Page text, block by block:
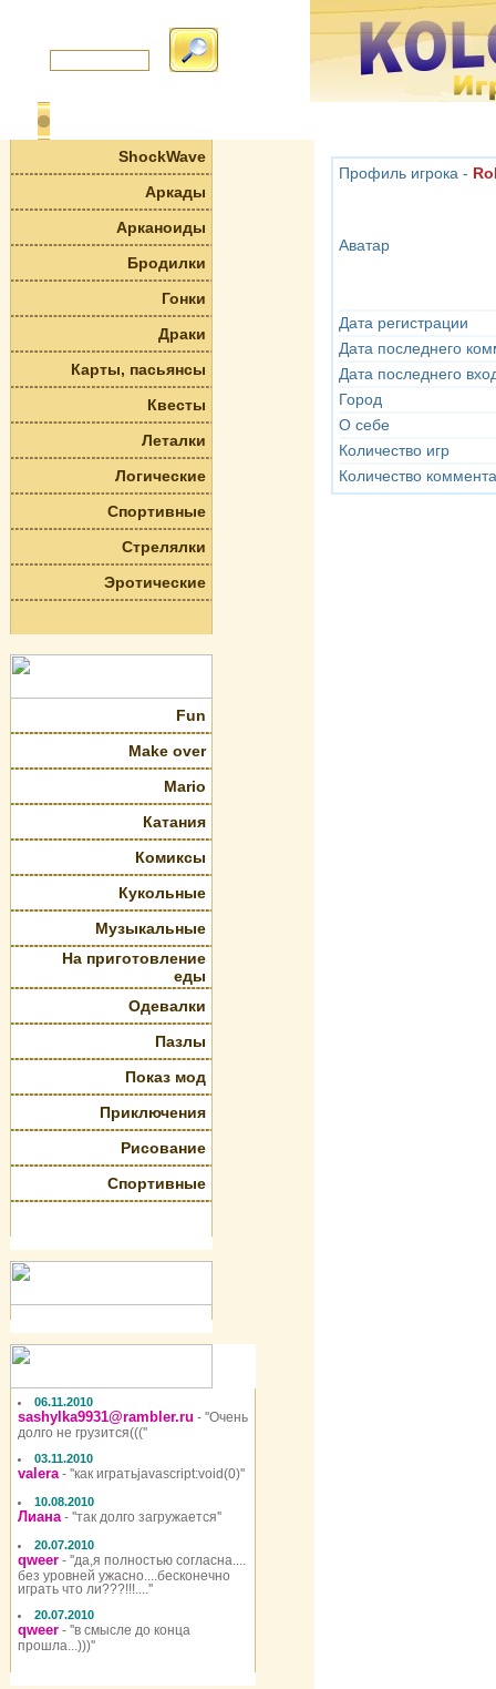
ShockWave
Аркады
Арканоиды
Бродилки
Гонки
Драки
Карты, пасьянсы
Квесты
Леталки
Логические
Спортивные
Стрелялки
Эротические
Fun
Make over
Mario
Катания
Комиксы
Кукольные
Музыкальные
На приготовление
еды
Одевалки
Пазлы
Показ мод
Приключения
Рисование
Спортивные
06.11.2010
sashylka9931@rambler.ru - ''Очень
долго не грузится(((''
03.11.2010
valera- ''как игратьjavascript:void(0)''
10.08.2010
Лиана- ''так долго загружается''
20.07.2010
qweer - ''да,я полностью согласна....
без уровней ужасно....бесконечно
играть что ли???!!!....''
20.07.2010
qweer - ''в смысле до конца
прошла...)))''
Профиль игрока -
Аватар
Дата регистрации
Дата последнего
Дата последнего
Город
О себе
Количество игр
Количество